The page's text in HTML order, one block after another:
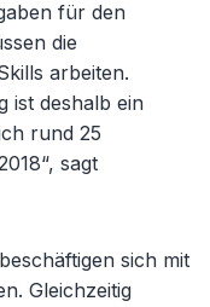
für den
die
arbeiten.
ist deshalb ein
rund 25
sagt
sich mit
Gleichzeitig